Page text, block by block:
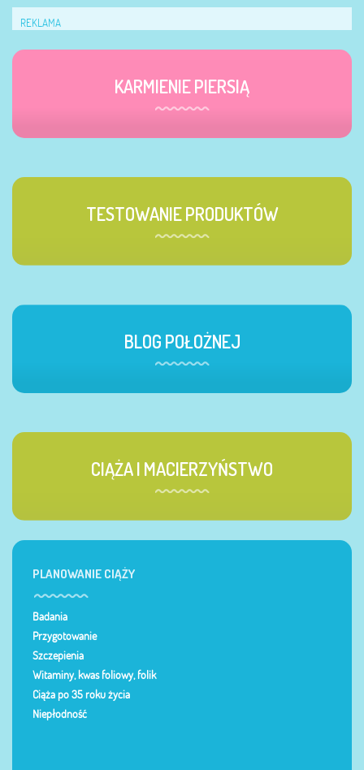
REKLAMA
KARMIENIE PIERSIĄ
TESTOWANIE PRODUKTÓW
BLOG POŁOŻNEJ
CIĄŻA I MACIERZYŃSTWO
PLANOWANIE CIĄŻY
Badania
Przygotowanie
Szczepienia
Witaminy, kwas foliowy, folik
Ciąża po 35 roku życia
Niepłodność